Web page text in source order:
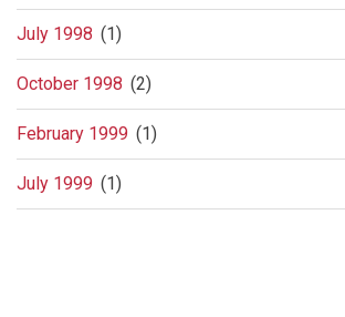
July 1998 (1)
October 1998 (2)
February 1999 (1)
July 1999 (1)